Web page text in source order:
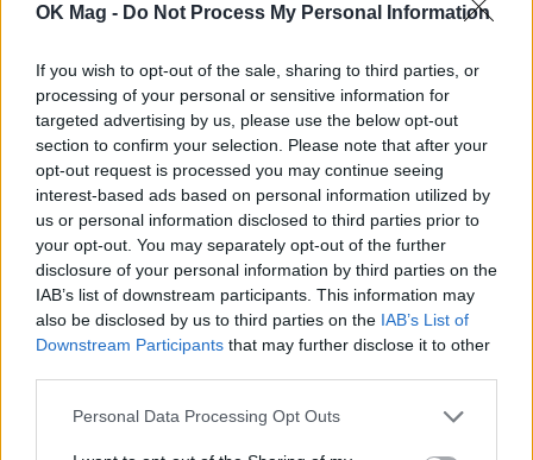
OK Mag - Do Not Process My Personal Information
If you wish to opt-out of the sale, sharing to third parties, or
processing of your personal or sensitive information for
targeted advertising by us, please use the below opt-out
section to confirm your selection. Please note that after your
opt-out request is processed you may continue seeing
interest-based ads based on personal information utilized by
us or personal information disclosed to third parties prior to
your opt-out. You may separately opt-out of the further
disclosure of your personal information by third parties on the
IAB’s list of downstream participants. This information may
also be disclosed by us to third parties on the IAB’s List of
Downstream Participants that may further disclose it to other
Personal Data Processing Opt Outs
κόρη της στην αρχοντική Κέρκυρα
CELEBRITIES